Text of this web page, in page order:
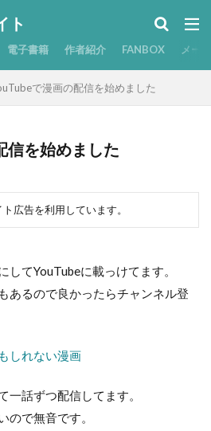
ト
電子書籍 作者紹介 FANBOX メール
で漫画の配信を始めました
信を始めました
広告を利用しています。
してYouTubeに載っけてます。
あるので良かったらチャンネル登
しれない漫画
一話ずつ配信してます。
ので無音です。